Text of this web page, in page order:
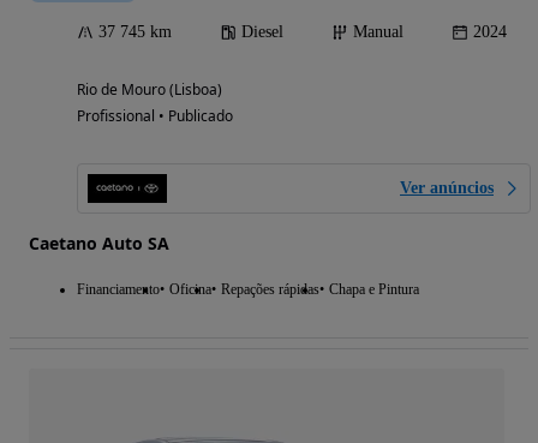
37 745 km Diesel Manual 2024
Rio de Mouro (Lisboa)
Profissional • Publicado
Ver anúncios
Caetano Auto SA
Financiamento Oficina Repações rápidas Chapa e Pintura